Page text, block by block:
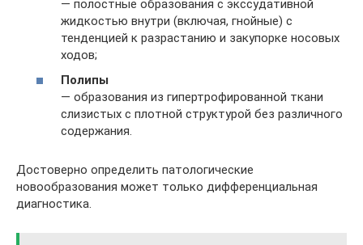
— полостные образования с экссудативной
жидкостью внутри (включая, гнойные) с
тенденцией к разрастанию и закупорке носовых
ходов;
Полипы
— образования из гипертрофированной ткани
слизистых с плотной структурой без различного
содержания.
Достоверно определить патологические
новообразования может только дифференциальная
диагностика.